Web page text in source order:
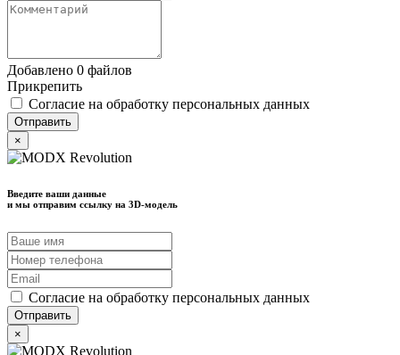
Добавлено 0 файлов
Прикрепить
Согласие на обработку персональных данных
×
Введите ваши данные
и мы отправим ссылку на 3D-модель
Согласие на обработку персональных данных
×